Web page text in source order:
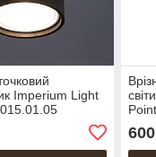
Imperium Light
600